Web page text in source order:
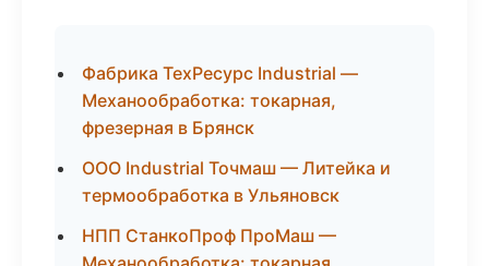
Фабрика ТехРесурс Industrial —
Механообработка: токарная,
фрезерная в Брянск
ООО Industrial Точмаш — Литейка и
термообработка в Ульяновск
НПП СтанкоПроф ПроМаш —